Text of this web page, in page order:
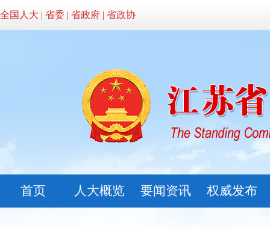
全国人大 | 省委 | 省政府 | 省政协
首页 人大概览 要闻资讯 权威发布